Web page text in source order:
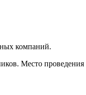
компаний.
Место